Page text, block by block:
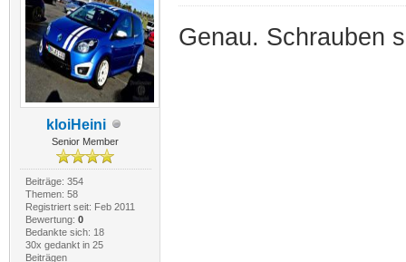
kloiHeini
Senior Member
Beiträge: 354
Themen: 58
Registriert seit: Feb 2011
Bewertung: 0
Bedankte sich: 18
30x gedankt in 25
Beiträgen
Genau. Schrauben